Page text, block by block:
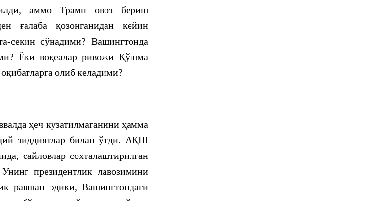
аммо Трамп овоз бериш
ғалаба қозонганидан кейин
секин сўнадими? Вашингтонда
Ёки воқеалар ривожи Қўшма
олиб келадими?
ҳеч кузатилмаганини ҳамма
зиддиятлар билан ўтди. АҚШ
сайловлар сохталаштирилган
президентлик лавозимини
равшан эдики, Вашингтондаги